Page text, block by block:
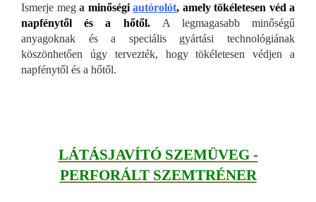
Ismerje meg a minőségi autórolót, amely tökéletesen véd a
napfénytől és a hőtől.
A legmagasabb minőségű
anyagoknak és a speciális gyártási technológiának
köszönhetően úgy tervezték, hogy tökéletesen védjen a
napfénytől és a hőtől.
LÁTÁSJAVÍTÓ SZEMÜVEG -
PERFORÁLT SZEMTRÉNER